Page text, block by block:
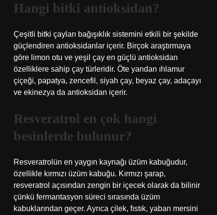
Hangi bitki antioksidan?
Çeşitli bitki çayları bağışıklık sistemini etkili bir şekilde
güçlendiren antioksidanlar içerir. Birçok araştırmaya
göre limon otu ve yeşil çay en güçlü antioksidan
özelliklere sahip çay türleridir. Öte yandan ıhlamur
çiçeği, papatya, zencefil, siyah çay, beyaz çay, adaçayı
ve ekinezya da antioksidan içerir.
Resveratrol en çok hangi
besinlerde bulunur?
Resveratrolün en yaygın kaynağı üzüm kabuğudur,
özellikle kırmızı üzüm kabuğu. Kırmızı şarap,
resveratrol açısından zengin bir içecek olarak da bilinir
çünkü fermantasyon süreci sırasında üzüm
kabuklarından geçer. Ayrıca çilek, fıstık, yaban mersini